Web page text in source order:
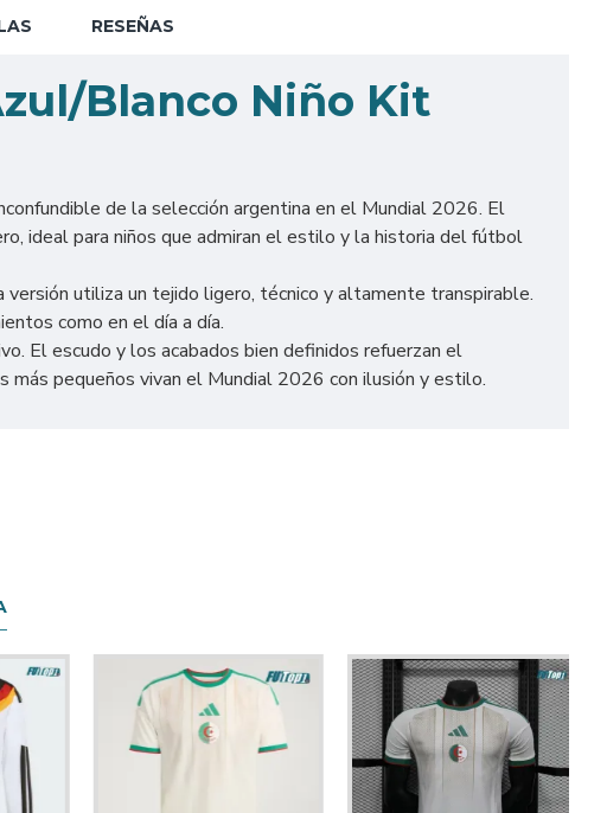
RESEÑAS
Blanco Niño Kit
de la selección argentina en el Mundial 2026. El
ideal para niños que admiran el estilo y la historia del fútbol
versión utiliza un tejido ligero, técnico y altamente transpirable.
como en el día a día.
El escudo y los acabados bien definidos refuerzan el
pequeños vivan el Mundial 2026 con ilusión y estilo.